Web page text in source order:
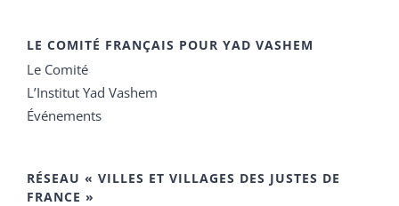
LE COMITÉ FRANÇAIS POUR YAD VASHEM
Le Comité
L’Institut Yad Vashem
Événements
RÉSEAU « VILLES ET VILLAGES DES JUSTES DE
FRANCE »